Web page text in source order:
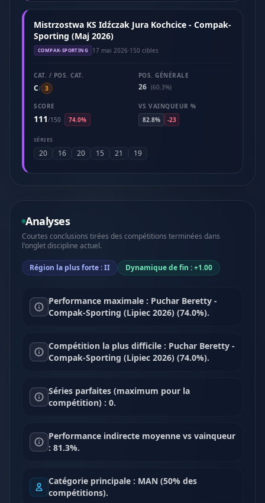
Mistrzostwa KS Idźczak Jura Kochcice - Compak-
Sporting (Maj 2026)
COMPAK-SPORTING 17 mai 2026·150 cibles
CAT. / POS. CAT.
C/ 3
POS. GÉNÉRALE
26 (60.3%)
SCORE
111/150 74.0%
VS VAINQUEUR %
82.8%
-23
SÉRIES
20 16 20 15 21 19
Analyses
Courtes conclusions tirées des compétitions terminées dans
l'onglet discipline actuel.
Région la plus forte : II Dynamique de fin : +1.00
Performance maximale : Puchar Beretty -
Compak-Sporting (Lipiec 2026) (74.0%).
Compétition la plus difficile : Puchar Beretty -
Compak-Sporting (Lipiec 2026) (74.0%).
Séries parfaites (maximum pour la
compétition) : 0.
Performance indirecte moyenne vs vainqueur
: 81.3%.
Catégorie principale : MAN (50% des
compétitions).